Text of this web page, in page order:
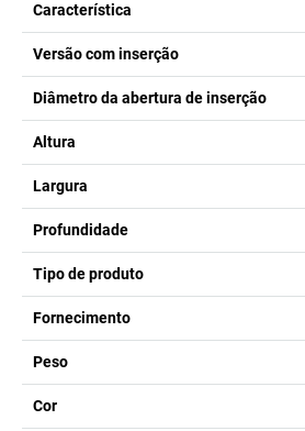
Característica
Versão com inserção
Diâmetro da abertura de inserção
Altura
Largura
Profundidade
Tipo de produto
Fornecimento
Peso
Cor